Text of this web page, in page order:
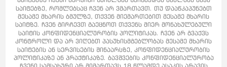
საიტებზე, რომლებსაც ჩვენ არ ვმართავთ. თუ დააწკაპუნებთ
მესამე მხარის ბმულზე, თქვენ მიემართებით მესამე მხარის
საიტზე. ჩვენ გირჩევთ გაეცნოთ თქვენს მიერ მონახულებული
საიტის კონფიდენციალურობის პოლიტიკას. ჩვენ არ გვაქვს
კონტროლი და არ ვიღებთ პასუხისმგებლობას მესამე მხარის
საიტების ან სერვისების შინაარსზე, კონფიდენციალურობის
პოლიტიკაზე ან პრაქტიკაზე. ბავშვების კონფიდენციალურობა